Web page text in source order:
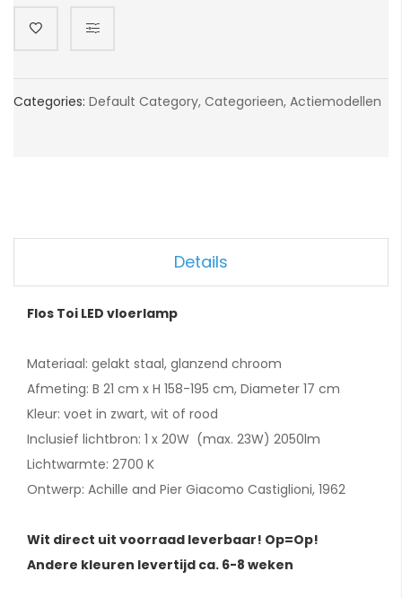
Categories: Default Category, Categorieen, Actiemodellen
Details
Flos Toi LED vloerlamp
Materiaal: gelakt staal, glanzend chroom
Afmeting: B 21 cm x H 158-195 cm, Diameter 17 cm
Kleur: voet in zwart, wit of rood
Inclusief lichtbron: 1 x 20W (max. 23W) 2050lm
Lichtwarmte: 2700 K
Ontwerp: Achille and Pier Giacomo Castiglioni, 1962
Wit direct uit voorraad leverbaar! Op=Op!
Andere kleuren levertijd ca. 6-8 weken